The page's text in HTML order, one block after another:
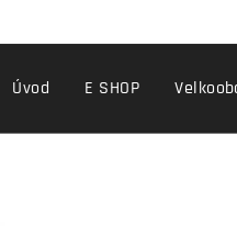
Úvod E SHOP